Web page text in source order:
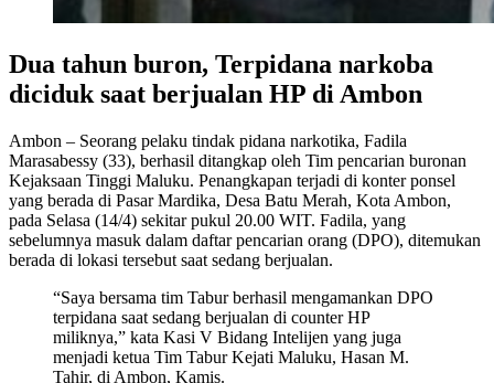
Dua tahun buron, Terpidana narkoba
diciduk saat berjualan HP di Ambon
Ambon – Seorang pelaku tindak pidana narkotika, Fadila
Marasabessy (33), berhasil ditangkap oleh Tim pencarian buronan
Kejaksaan Tinggi Maluku. Penangkapan terjadi di konter ponsel
yang berada di Pasar Mardika, Desa Batu Merah, Kota Ambon,
pada Selasa (14/4) sekitar pukul 20.00 WIT. Fadila, yang
sebelumnya masuk dalam daftar pencarian orang (DPO), ditemukan
berada di lokasi tersebut saat sedang berjualan.
“Saya bersama tim Tabur berhasil mengamankan DPO
terpidana saat sedang berjualan di counter HP
miliknya,” kata Kasi V Bidang Intelijen yang juga
menjadi ketua Tim Tabur Kejati Maluku, Hasan M.
Tahir, di Ambon, Kamis.